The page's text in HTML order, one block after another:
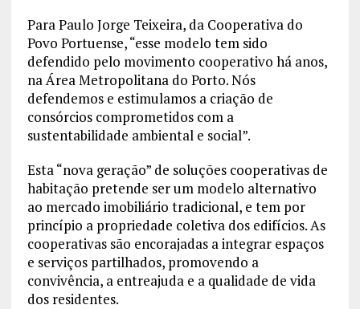
Para Paulo Jorge Teixeira, da Cooperativa do
Povo Portuense, “esse modelo tem sido
defendido pelo movimento cooperativo há anos,
na Área Metropolitana do Porto. Nós
defendemos e estimulamos a criação de
consórcios comprometidos com a
sustentabilidade ambiental e social”.
Esta “nova geração” de soluções cooperativas de
habitação pretende ser um modelo alternativo
ao mercado imobiliário tradicional, e tem por
princípio a propriedade coletiva dos edifícios. As
cooperativas são encorajadas a integrar espaços
e serviços partilhados, promovendo a
convivência, a entreajuda e a qualidade de vida
dos residentes.